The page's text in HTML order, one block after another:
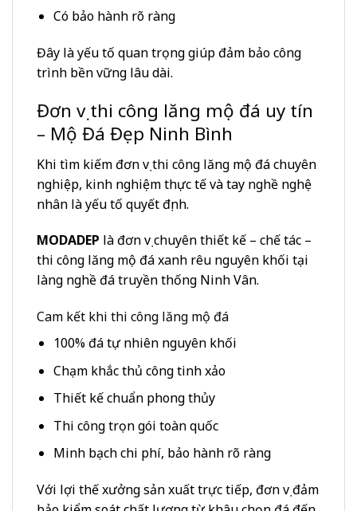
Có bảo hành rõ ràng
Đây là yếu tố quan trọng giúp đảm bảo công
trình bền vững lâu dài.
Đơn vị thi công lăng mộ đá uy tín
– Mộ Đá Đẹp Ninh Bình
Khi tìm kiếm đơn vị thi công lăng mộ đá chuyên
nghiệp, kinh nghiệm thực tế và tay nghề nghệ
nhân là yếu tố quyết định.
MODADEP là đơn vị chuyên thiết kế – chế tác –
thi công lăng mộ đá xanh rêu nguyên khối tại
làng nghề đá truyền thống Ninh Vân.
Cam kết khi thi công lăng mộ đá
100% đá tự nhiên nguyên khối
Chạm khắc thủ công tinh xảo
Thiết kế chuẩn phong thủy
Thi công trọn gói toàn quốc
Minh bạch chi phí, bảo hành rõ ràng
Với lợi thế xưởng sản xuất trực tiếp, đơn vị đảm